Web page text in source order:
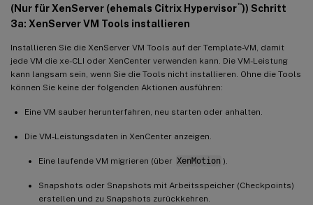
(Nur für XenServer (ehemals Citrix Hypervisor™)) Schritt
3a: XenServer VM Tools installieren
Installieren Sie die XenServer VM Tools auf der Template-VM, damit
jede VM die xe-CLI oder XenCenter verwenden kann. Die VM-Leistung
kann langsam sein, wenn Sie die Tools nicht installieren. Ohne die Tools
können Sie keine der folgenden Aktionen ausführen:
Eine VM sauber herunterfahren, neu starten oder anhalten.
Die VM-Leistungsdaten in XenCenter anzeigen.
Eine laufende VM migrieren (über XenMotion ).
Snapshots oder Snapshots mit Arbeitsspeicher (Checkpoints)
erstellen und zu Snapshots zurückkehren.